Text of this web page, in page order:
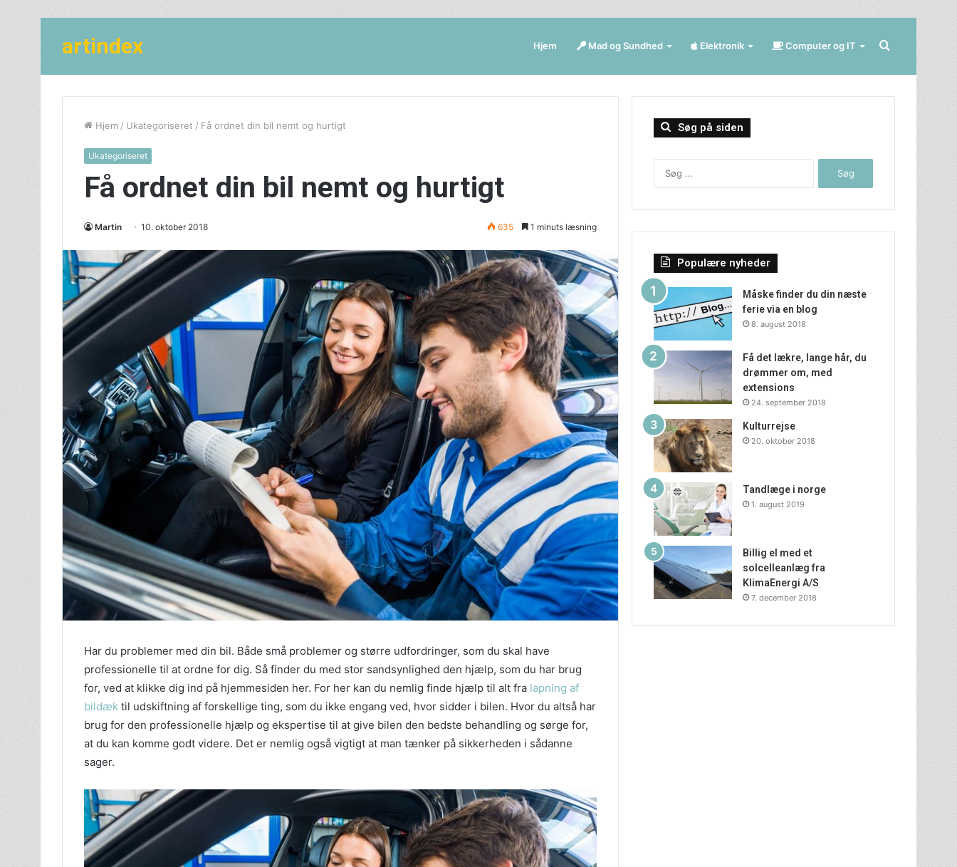
artindex Hjem Mad og Sundhed Elektronik Computer og IT Søg
efter
Hjem / Ukategoriseret / Få ordnet din bil nemt og hurtigt
Ukategoriseret
Få ordnet din bil nemt og hurtigt
Martin 10. oktober 2018 635 1 minuts læsning
Har du problemer med din bil. Både små problemer og større udfordringer, som du skal have
professionelle til at ordne for dig. Så finder du med stor sandsynlighed den hjælp, som du har brug
for, ved at klikke dig ind på hjemmesiden her. For her kan du nemlig finde hjælp til alt fra lapning af
bildæk til udskiftning af forskellige ting, som du ikke engang ved, hvor sidder i bilen. Hvor du altså har
brug for den professionelle hjælp og ekspertise til at give bilen den bedste behandling og sørge for,
at du kan komme godt videre. Det er nemlig også vigtigt at man tænker på sikkerheden i sådanne
sager.
Søg på siden
Populære nyheder
Måske finder du din næste
ferie via en blog
8. august 2018
Få det lækre, lange hår, du
drømmer om, med
extensions
24. september 2018
Kulturrejse
20. oktober 2018
Tandlæge i norge
1. august 2019
Billig el med et
solcelleanlæg fra
KlimaEnergi A/S
7. december 2018